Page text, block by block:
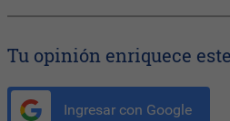
Tu opinión enriquece
Ingresar con Google